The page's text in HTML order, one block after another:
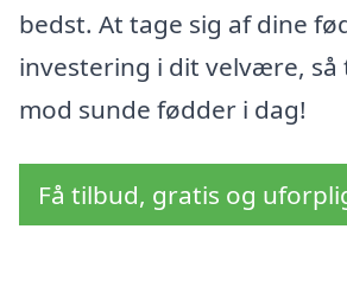
bedst. At tage sig af dine
investering i dit velvære,
mod sunde fødder i dag!
Få tilbud, gratis og